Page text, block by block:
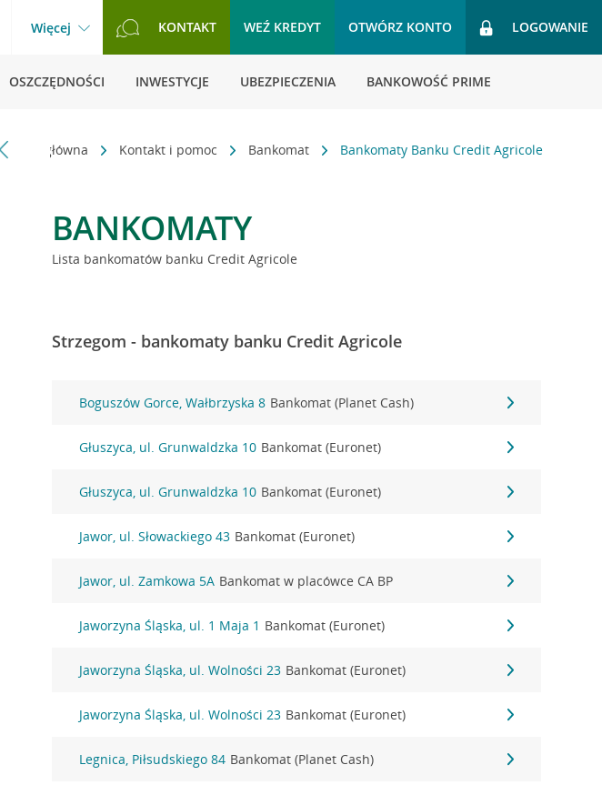
Więcej KONTAKT WEŹ KREDYT OTWÓRZ KONTO LOGOWANIE
OSZCZĘDNOŚCI INWESTYCJE UBEZPIECZENIA BANKOWOŚĆ PRIME
Strona główna Kontakt i pomoc Bankomat Bankomaty Banku Credit Agricole
BANKOMATY
Lista bankomatów banku Credit Agricole
Strzegom - bankomaty banku Credit Agricole
Boguszów Gorce, Wałbrzyska 8 Bankomat (Planet Cash)
Głuszyca, ul. Grunwaldzka 10 Bankomat (Euronet)
Głuszyca, ul. Grunwaldzka 10 Bankomat (Euronet)
Jawor, ul. Słowackiego 43 Bankomat (Euronet)
Jawor, ul. Zamkowa 5A Bankomat w placówce CA BP
Jaworzyna Śląska, ul. 1 Maja 1 Bankomat (Euronet)
Jaworzyna Śląska, ul. Wolności 23 Bankomat (Euronet)
Jaworzyna Śląska, ul. Wolności 23 Bankomat (Euronet)
Legnica, Piłsudskiego 84 Bankomat (Planet Cash)